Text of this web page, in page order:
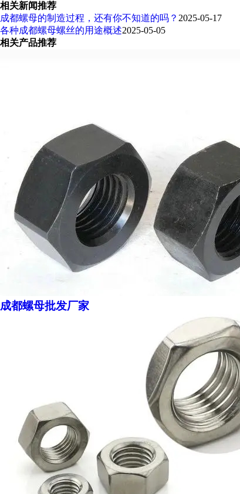
相关新闻推荐
成都螺母的制造过程，还有你不知道的吗？ 2025-05-17
各种成都螺母螺丝的用途概述2025-05-05
相关产品推荐
成都螺母批发厂家